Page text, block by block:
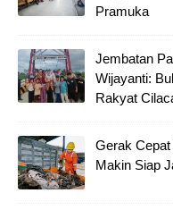
Pramuka
Jembatan
Wijayanti:
Rakyat
Gerak Cepat
Makin Siap